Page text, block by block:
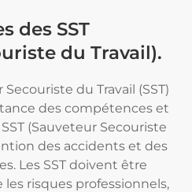
des SST
du Travail).
du Travail (SST)
des compétences et
(Sauveteur Secouriste
des accidents et des
Les SST doivent être
risques professionnels,